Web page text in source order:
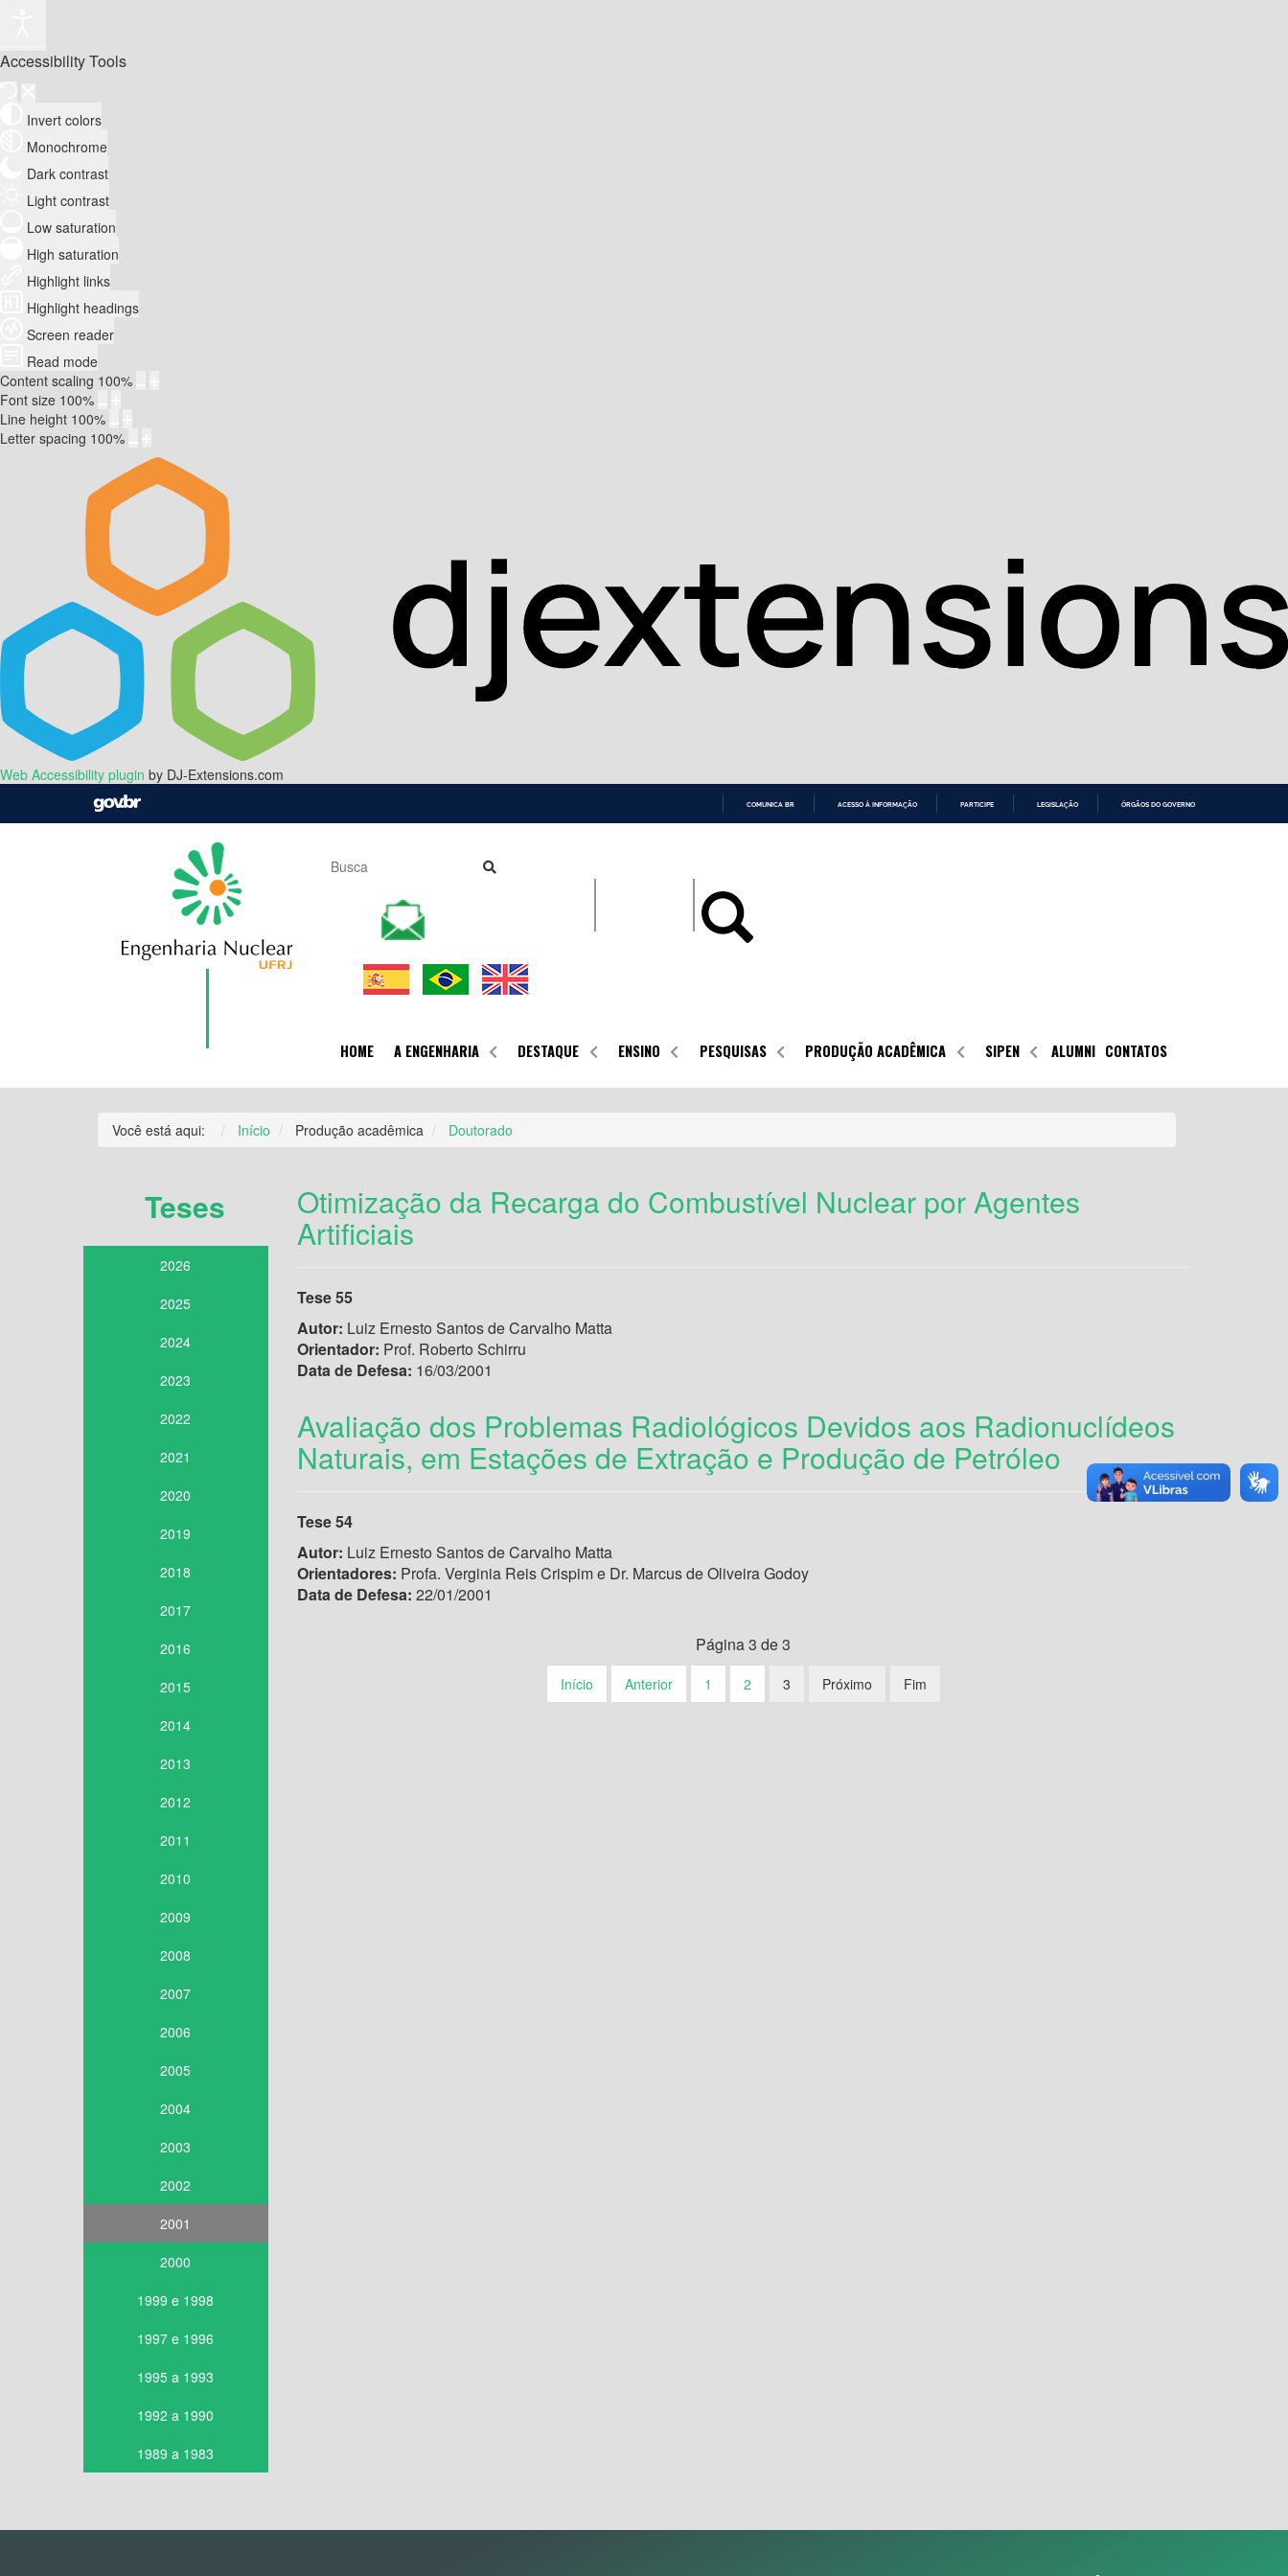
Accessibility Tools
Invert colors
Monochrome
Dark contrast
Light contrast
Low saturation
High saturation
Highlight links
Highlight headings
Screen reader
Read mode
Content scaling 100%
Font size 100%
Line height 100%
Letter spacing 100%
Web Accessibility plugin by DJ-Extensions.com
COMUNICA BR ACESSO À INFORMAÇÃO PARTICIPE LEGISLAÇÃO ÓRGÃOS DO GOVERNO
HOME A ENGENHARIA DESTAQUE ENSINO PESQUISAS PRODUÇÃO ACADÊMICA SIPEN ALUMNI CONTATOS
Você está aqui: Início Produção acadêmica Doutorado
Teses
2026
2025
2024
2023
2022
2021
2020
2019
2018
2017
2016
2015
2014
2013
2012
2011
2010
2009
2008
2007
2006
2005
2004
2003
2002
2001
2000
1999 e 1998
1997 e 1996
1995 a 1993
1992 a 1990
1989 a 1983
Otimização da Recarga do Combustível Nuclear por Agentes
Artificiais
Tese 55
Autor: Luiz Ernesto Santos de Carvalho Matta
Orientador: Prof. Roberto Schirru
Data de Defesa: 16/03/2001
Avaliação dos Problemas Radiológicos Devidos aos Radionuclídeos
Naturais, em Estações de Extração e Produção de Petróleo
Tese 54
Autor: Luiz Ernesto Santos de Carvalho Matta
Orientadores: Profa. Verginia Reis Crispim e Dr. Marcus de Oliveira Godoy
Data de Defesa: 22/01/2001
Página 3 de 3
Início Anterior 1 2 3 Próximo Fim